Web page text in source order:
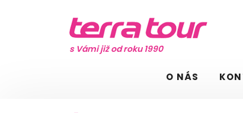
s Vámi již od roku 1990
O NÁS